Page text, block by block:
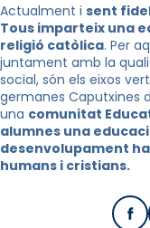
Actualment i sent
Tous imparteix una
religió catòlica. Per
juntament amb la
social, són els eixos
germanes Caputxines
una comunitat
alumnes una
desenvolupament
humans i cristians.